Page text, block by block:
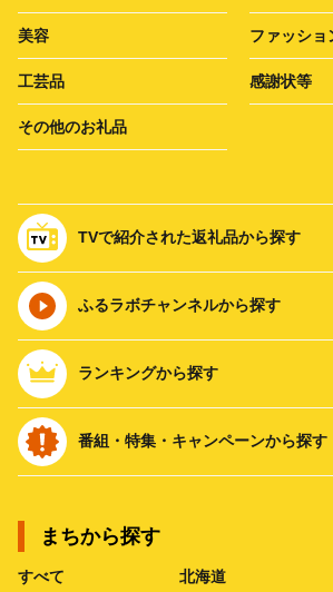
美容 ファッショ
工芸品 感謝状等
その他のお礼品
TVで紹介された返礼品から探す
ふるラボチャンネルから探す
ランキングから探す
番組・特集・キャンペーンから探す
まちから探す
すべて 北海道